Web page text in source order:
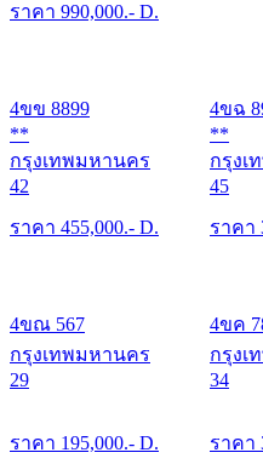
ราคา 990,000.- D.
4ขข 8899
**
กรุงเทพมหานคร
42
ราคา 455,000.- D.
4ขฉ
**
กรุงเ
45
ราคา
4ขณ 567
กรุงเทพมหานคร
29
ราคา 195,000.- D.
4ขค
กรุงเ
34
ราคา